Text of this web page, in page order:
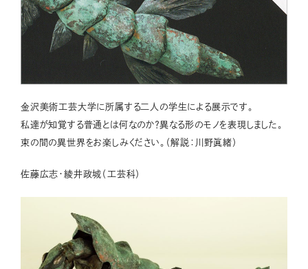
金沢美術工芸大学に所属する二人の学生による展示です。
私達が知覚する普通とは何なのか？異なる形のモノを表現しました。
束の間の異世界をお楽しみください。（解説：川野眞緒）
佐藤広志・綾井政城（工芸科）